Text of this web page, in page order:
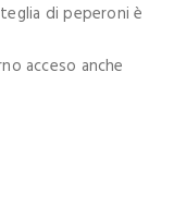
di peperoni è
acceso anche